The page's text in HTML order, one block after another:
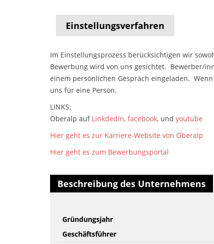
Einstellungsverfahren
Im Einstellungsprozess berücksichtigen wir
Bewerbung wird von uns gesichtet. Bewerber/
einem persönlichen Gespräch eingeladen.
uns für eine Person.
LINKS:
Oberalp auf LinkdedIn, facebook, und youtube
Hier geht es zur Karriere-Website von Oberalp
Hier geht es zum Bewerbungsportal
Beschreibung des Unternehmens
Gründungsjahr
Geschäftsführer